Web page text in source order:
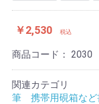
￥2,530 税込
商品コード： 2030
関連カテゴリ
筆 携帯用硯箱など